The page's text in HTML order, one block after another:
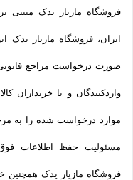
فروشگاه مازیار یدک مبتنی
ایران، فروشگاه مازیار
صورت درخواست مراجع قانونی
واردکنندگان و یا
موارد درخواست شده را به
مسئولیت حفظ اطلاعات
فروشگاه مازیار یدک همچنین